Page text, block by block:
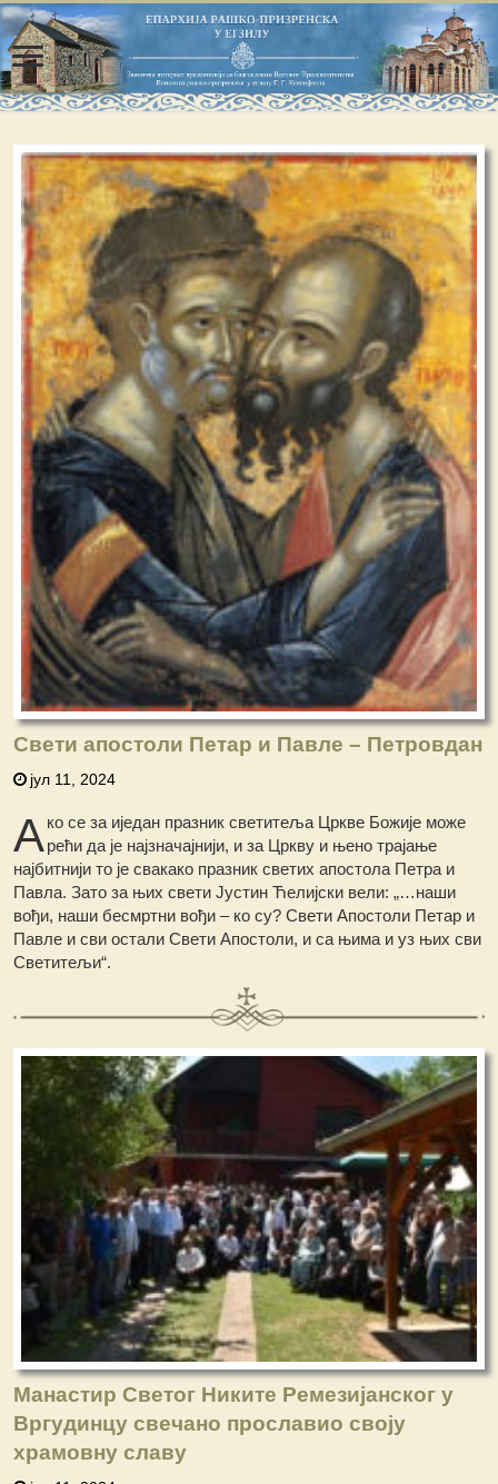
Свети апостоли Петар и Павле – Петровдан
јул 11, 2024
Ако се за иједан празник светитеља Цркве Божије може
рећи да је најзначајнији, и за Цркву и њено трајање
најбитнији то је свакако празник светих апостола Петра и
Павла. Зато за њих свети Јустин Ћелијски вели: „…наши
вођи, наши бесмртни вођи – ко су? Свети Апостоли Петар и
Павле и сви остали Свети Апостоли, и са њима и уз њих сви
Светитељи“.
Манастир Светог Никите Ремезијанског у
Вргудинцу свечано прославио своју
храмовну славу